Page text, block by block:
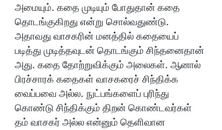
அமையும். கதை முடியும் போதுதான் கதை
தொடங்குகிறது என்று சொல்வதுண்டு.
அதாவது வாசகரின் மனத்தில் கதையைப்
படித்து முடித்தவுடன் தொடங்கும் சிந்தனைதான்
அது. கதை தோற்றுவிக்கும் அலைகள். ஆனால்
பிரச்சாரக் கதைகள் வாசகரைச் சிந்திக்க
வைப்பவை அல்ல. நுட்பங்களைப் புரிந்து
கொண்டு சிந்திக்கும் திறன் கொண்டவர்கள்
தம் வாசகர் அல்ல என்னும் தெளிவான